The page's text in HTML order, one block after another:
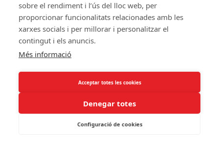
AD500 Andorra la Vella
Telèfon:+376760 900
Correu:info@iad.ad
sobre el rendiment i l’ús del lloc web, per
proporcionar funcionalitats relacionades amb les
xarxes socials i per millorar i personalitzar el
contingut i els anuncis.
Més informació
Acceptar totes les cookies
Denegar totes
Configuració de cookies